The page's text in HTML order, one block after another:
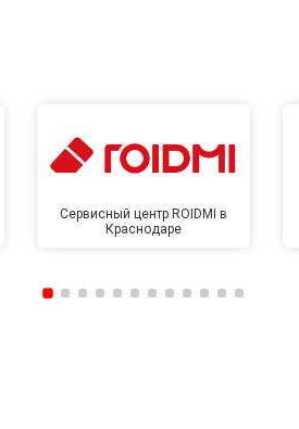
Сервисный центр ROIDMI в
Краснодаре